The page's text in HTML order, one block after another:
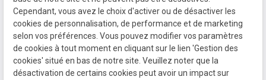
Cependant, vous avez le choix d'activer ou de désactiver les
cookies de personnalisation, de performance et de marketing
selon vos préférences. Vous pouvez modifier vos paramètres
de cookies à tout moment en cliquant sur le lien 'Gestion des
cookies' situé en bas de notre site. Veuillez noter que la
désactivation de certains cookies peut avoir un impact sur